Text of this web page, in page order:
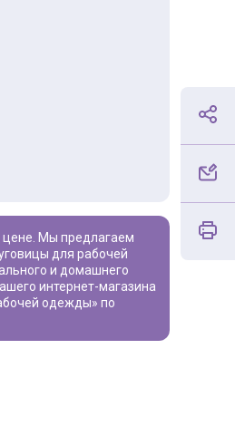
для рабочей
и домашнего
интернет-магазина
одежды» по